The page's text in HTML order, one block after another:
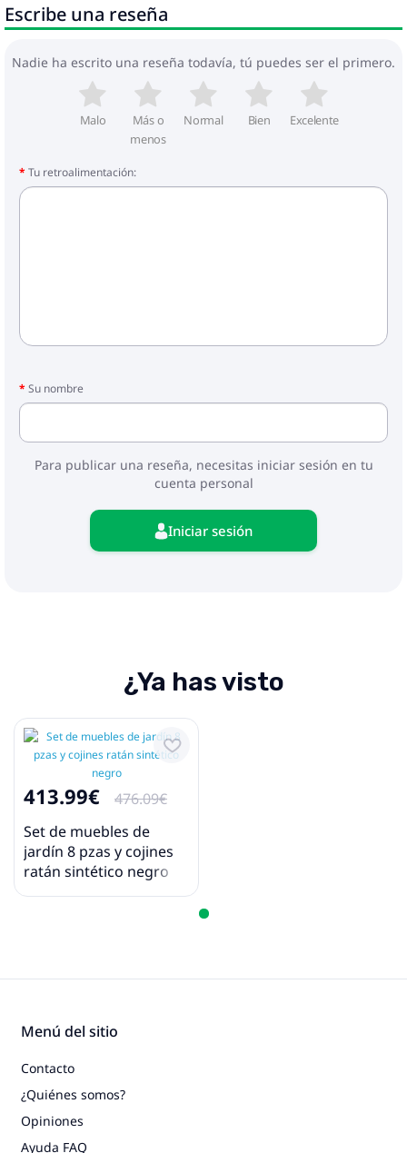
6 x Cojines de asiento
Escribe una reseña
Nadie ha escrito una reseña todavía, tú puedes ser el primero.
Malo
Más o
menos
Normal Bien Excelente
Tu retroalimentación:
Su nombre
Para publicar una reseña, necesitas iniciar sesión en tu
cuenta personal
Iniciar sesión
¿Ya has visto
413.99€
476.09€
Set de muebles de
jardín 8 pzas y cojines
ratán sintético negro
Menú del sitio
Contacto
¿Quiénes somos?
Opiniones
Ayuda FAQ